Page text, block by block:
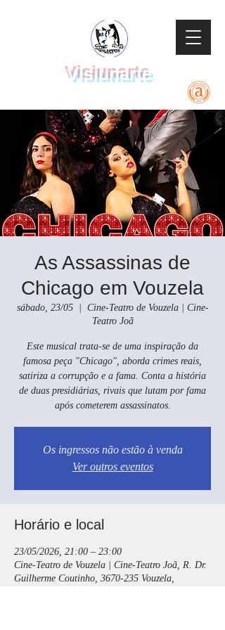
Visiunarte
As Assassinas de
Chicago em Vouzela
sábado, 23/05
  |
Cine-Teatro de Vouzela | Cine-
Teatro Joã
Este musical trata-se de uma inspiração da
famosa peça "Chicago", aborda crimes reais,
satiriza a corrupção e a fama. Conta a história
de duas presidiárias, rivais que lutam por fama
após cometerem assassinatos.
Os ingressos não estão à venda
Ver outros eventos
Horário e local
23/05/2026, 21:00 – 23:00
Cine-Teatro de Vouzela | Cine-Teatro Joã, R. Dr.
Guilherme Coutinho, 3670-235 Vouzela,